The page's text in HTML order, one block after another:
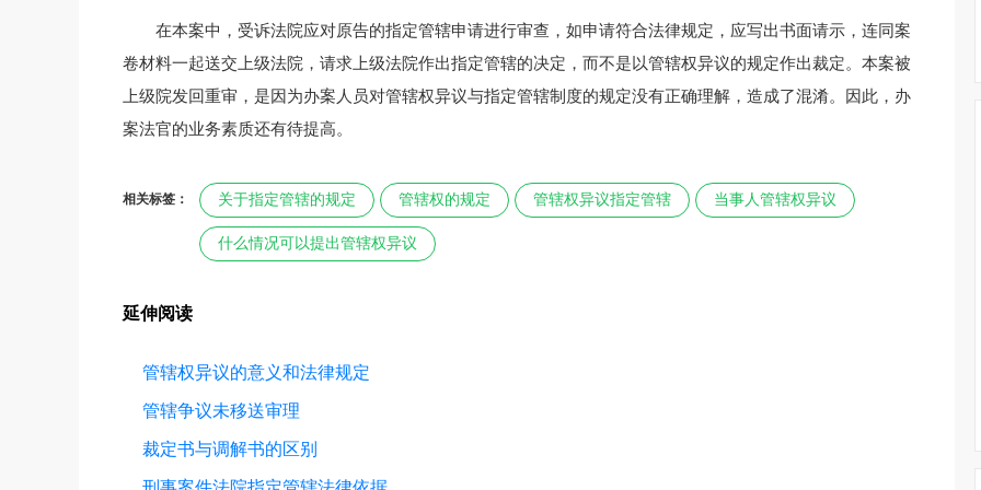
在本案中，受诉法院应对原告的指定管辖申请进行审查，如申请符合法律规定，应写出书面请示，连同案
卷材料一起送交上级法院，请求上级法院作出指定管辖的决定，而不是以管辖权异议的规定作出裁定。本案被
上级院发回重审，是因为办案人员对管辖权异议与指定管辖制度的规定没有正确理解，造成了混淆。因此，办
案法官的业务素质还有待提高。
相关标签： 关于指定管辖的规定 管辖权的规定 管辖权异议指定管辖 当事人管辖权异议
什么情况可以提出管辖权异议
延伸阅读
管辖权异议的意义和法律规定
管辖争议未移送审理
裁定书与调解书的区别